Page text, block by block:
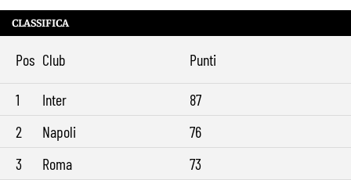
CLASSIFICA
Pos Club Punti
1 Inter
87
2
Napoli
76
3
Roma
73